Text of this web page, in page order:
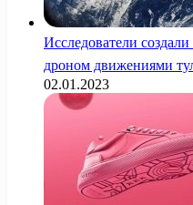
Исследователи
дроном движениями
02.01.2023